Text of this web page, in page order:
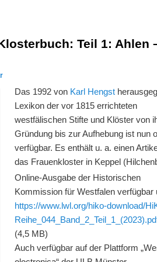
Teil 1: Ahlen
Das 1992 von Karl Hengst
Lexikon der vor 1815 errichteten
westfälischen Stifte und Klöster von
Gründung bis zur Aufhebung ist nun
verfügbar. Es enthält u. a. einen
das Frauenkloster in Keppel
Online-Ausgabe der Historischen
Kommission für Westfalen verfügbar
https://www.lwl.org/hiko-download/
(4,5 MB)
Auch verfügbar auf der Plattform